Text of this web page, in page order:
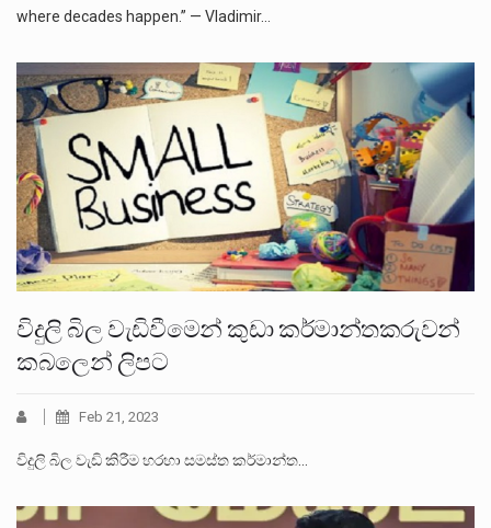
where decades happen.” — Vladimir…
විදුලි බිල වැඩිවීමෙන් කුඩා කර්මාන්තකරුවන්
කබලෙන් ලිපට
Feb 21, 2023
විදුලි බිල වැඩි කිරීම හරහා සමස්ත කර්මාන්ත…